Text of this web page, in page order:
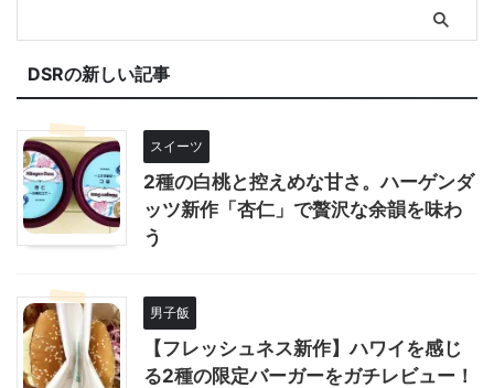
DSRの新しい記事
スイーツ
2種の白桃と控えめな甘さ。ハーゲンダ
ッツ新作「杏仁」で贅沢な余韻を味わ
う
男子飯
【フレッシュネス新作】ハワイを感じ
る2種の限定バーガーをガチレビュー！